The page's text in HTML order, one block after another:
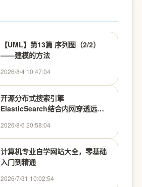
【UML】第13篇 序列图（2/2）
——建模的方法
2026/8/4 10:47:04
开源分布式搜索引擎
ElasticSearch结合内网穿透远程
2026/8/6 20:58:04
计算机专业自学网站大全，零基础
入门到精通
2026/7/31 10:02:54